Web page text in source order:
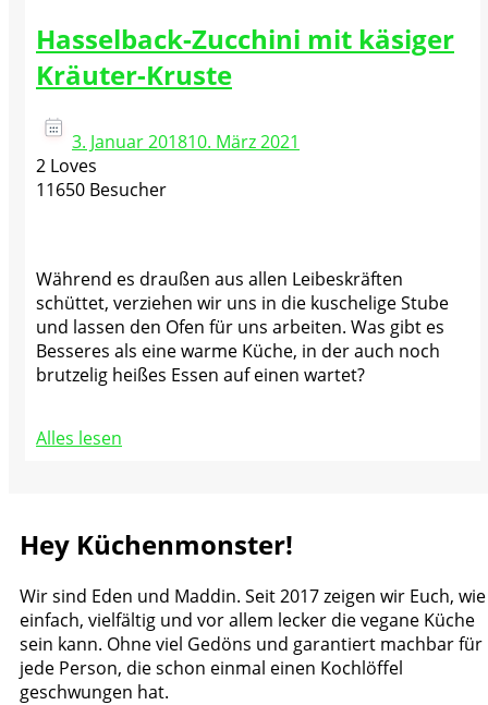
Hasselback-Zucchini mit käsiger
Kräuter-Kruste
3. Januar 201810. März 2021
2 Loves
11650 Besucher
Während es draußen aus allen Leibeskräften
schüttet, verziehen wir uns in die kuschelige Stube
und lassen den Ofen für uns arbeiten. Was gibt es
Besseres als eine warme Küche, in der auch noch
brutzelig heißes Essen auf einen wartet?
Alles lesen
Hey Küchenmonster!
Wir sind Eden und Maddin. Seit 2017 zeigen wir Euch, wie
einfach, vielfältig und vor allem lecker die vegane Küche
sein kann. Ohne viel Gedöns und garantiert machbar für
jede Person, die schon einmal einen Kochlöffel
geschwungen hat.